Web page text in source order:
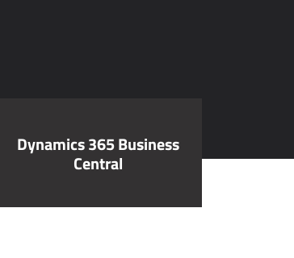
Dynamics 365 Business
Central